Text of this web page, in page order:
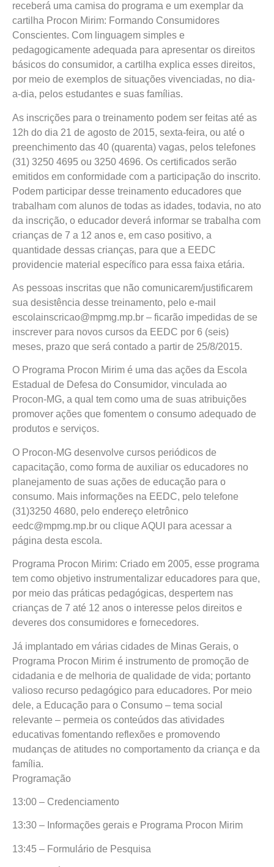
receberá uma camisa do programa e um exemplar da
cartilha Procon Mirim: Formando Consumidores
Conscientes. Com linguagem simples e
pedagogicamente adequada para apresentar os direitos
básicos do consumidor, a cartilha explica esses direitos,
por meio de exemplos de situações vivenciadas, no dia-
a-dia, pelos estudantes e suas famílias.
As inscrições para o treinamento podem ser feitas até as
12h do dia 21 de agosto de 2015, sexta-feira, ou até o
preenchimento das 40 (quarenta) vagas, pelos telefones
(31) 3250 4695 ou 3250 4696. Os certificados serão
emitidos em conformidade com a participação do inscrito.
Podem participar desse treinamento educadores que
trabalham com alunos de todas as idades, todavia, no ato
da inscrição, o educador deverá informar se trabalha com
crianças de 7 a 12 anos e, em caso positivo, a
quantidade dessas crianças, para que a EEDC
providencie material específico para essa faixa etária.
As pessoas inscritas que não comunicarem/justificarem
sua desistência desse treinamento, pelo e-mail
escolainscricao@mpmg.mp.br – ficarão impedidas de se
inscrever para novos cursos da EEDC por 6 (seis)
meses, prazo que será contado a partir de 25/8/2015.
O Programa Procon Mirim é uma das ações da Escola
Estadual de Defesa do Consumidor, vinculada ao
Procon-MG, a qual tem como uma de suas atribuições
promover ações que fomentem o consumo adequado de
produtos e serviços.
O Procon-MG desenvolve cursos periódicos de
capacitação, como forma de auxiliar os educadores no
planejamento de suas ações de educação para o
consumo. Mais informações na EEDC, pelo telefone
(31)3250 4680, pelo endereço eletrônico
eedc@mpmg.mp.br ou clique AQUI para acessar a
página desta escola.
Programa Procon Mirim: Criado em 2005, esse programa
tem como objetivo instrumentalizar educadores para que,
por meio das práticas pedagógicas, despertem nas
crianças de 7 até 12 anos o interesse pelos direitos e
deveres dos consumidores e fornecedores.
Já implantado em várias cidades de Minas Gerais, o
Programa Procon Mirim é instrumento de promoção de
cidadania e de melhoria de qualidade de vida; portanto
valioso recurso pedagógico para educadores. Por meio
dele, a Educação para o Consumo – tema social
relevante – permeia os conteúdos das atividades
educativas fomentando reflexões e promovendo
mudanças de atitudes no comportamento da criança e da
família.
Programação
13:00 – Credenciamento
13:30 – Informações gerais e Programa Procon Mirim
13:45 – Formulário de Pesquisa